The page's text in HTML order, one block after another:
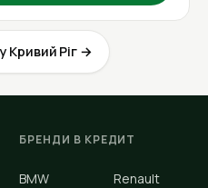
Кривий Ріг →
БРЕНДИ В КРЕДИТ
BMW Renault